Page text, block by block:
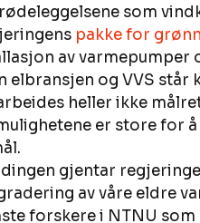
som
pakke for
av varmepumper
elbransjen og VVS
heller ikke
er store for
gjentar
av våre eldre
forskere i NTNU som